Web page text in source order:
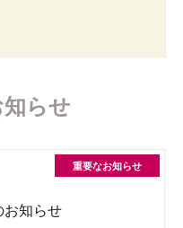
らせ
お知らせ